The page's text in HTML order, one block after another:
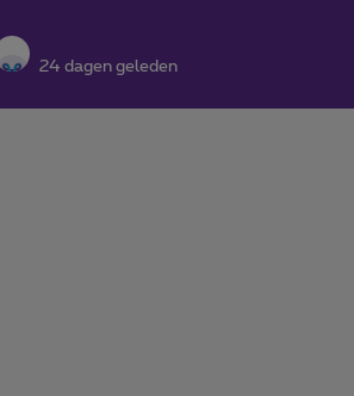
24 dagen geleden